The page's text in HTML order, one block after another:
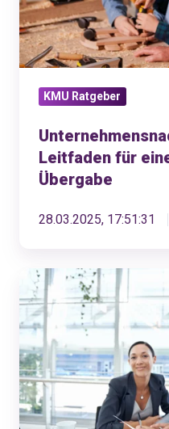
erfolgreiche
Übergabe
KMU Ratgeber
Leitfaden für
Übergabe
28.03.2025, 17:51:31
Jahresabschluss
und
Firmenverkauf:
Dein
KMU
optimal
vorbereiten